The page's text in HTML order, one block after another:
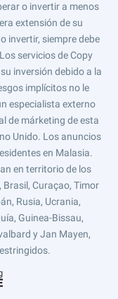
o invertir a menos
extensión de su
invertir, siempre debe
servicios de Copy
inversión debido a la
implícitos no le
especialista externo
de márketing de esta
Unido. Los anuncios
en Malasia.
en territorio de los
Brasil, Curaçao, Timor
Rusia, Ucrania,
Guinea-Bissau,
y Jan Mayen,